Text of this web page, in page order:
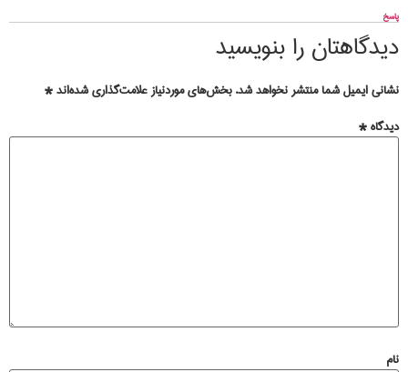
پاسخ
دیدگاهتان را بنویسید
نشانی ایمیل شما منتشر نخواهد شد. بخش‌های موردنیاز علامت‌گذاری شده‌اند*
دیدگاه*
نام